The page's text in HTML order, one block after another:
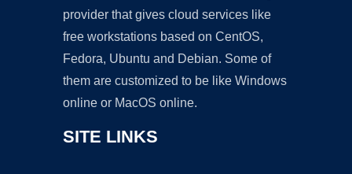
provider that gives cloud services like
free workstations based on CentOS,
Fedora, Ubuntu and Debian. Some of
them are customized to be like Windows
online or MacOS online.
SITE LINKS